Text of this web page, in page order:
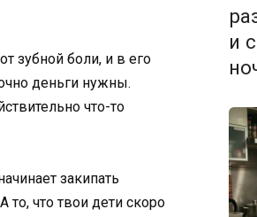
зубной боли, и в его
деньги нужны.
что-то
закипать
то, что твои дети скоро
и